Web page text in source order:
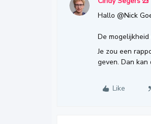
Hallo @Nick
De
Je zou een
geven. Dan
Like